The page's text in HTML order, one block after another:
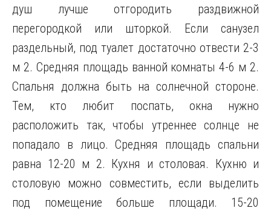
душ лучше отгородить раздвижной
перегородкой или шторкой. Если санузел
раздельный, под туалет достаточно отвести 2-3
м 2. Средняя площадь ванной комнаты 4-6 м 2.
Спальня должна быть на солнечной стороне.
Тем, кто любит поспать, окна нужно
расположить так, чтобы утреннее солнце не
попадало в лицо. Средняя площадь спальни
равна 12-20 м 2. Кухня и столовая. Кухню и
столовую можно совместить, если выделить
под помещение больше площади. 15-20